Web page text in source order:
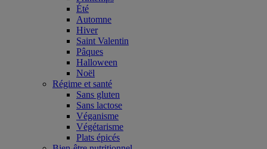
Été
Automne
Hiver
Saint Valentin
Pâques
Halloween
Noël
Régime et santé
Sans gluten
Sans lactose
Véganisme
Végétarisme
Plats épicés